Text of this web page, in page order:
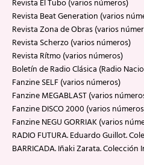
Revista El Tubo (varios números)
Revista Beat Generation (varios
Revista Zona de Obras (varios
Revista Scherzo (varios números)
Revista Rítmo (varios números)
Boletín de Radio Clásica (Radio
Fanzine SELF (varios números)
Fanzine MEGABLAST (varios
Fanzine DISCO 2000 (varios
Fanzine NEGU GORRIAK (varios
RADIO FUTURA. Eduardo Guillot.
BARRICADA. Iñaki Zarata. Colección